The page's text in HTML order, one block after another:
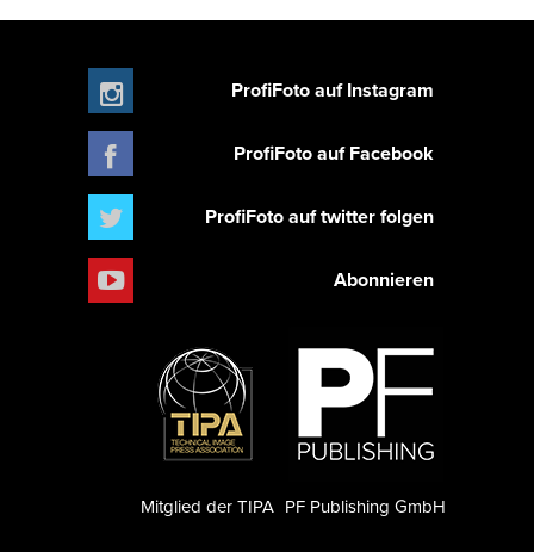
ProfiFoto auf Instagram
ProfiFoto auf Facebook
ProfiFoto auf twitter folgen
Abonnieren
PF Publishing GmbH
Mitglied der TIPA